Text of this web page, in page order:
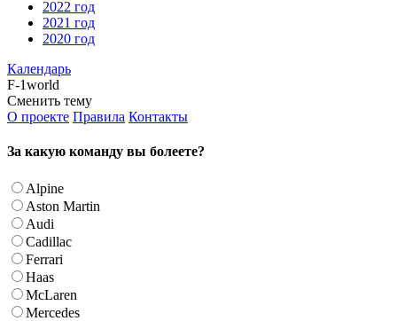
2022 год
2021 год
2020 год
Календарь
F-1world
Сменить тему
О проекте Правила Контакты
За какую команду вы болеете?
Alpine
Aston Martin
Audi
Cadillac
Ferrari
Haas
McLaren
Mercedes